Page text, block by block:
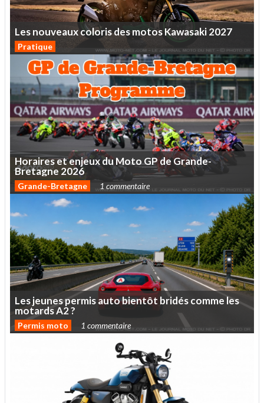
LesnouveauxcolorisdesmotosKawasaki2027
Pratique
HorairesetenjeuxduMotoGPdeGrande-
Bretagne 2026
Grande-Bretagne 1 commentaire
Lesjeunespermisautobientôt bridéscommeles
motardsA2?
Permis moto 1 commentaire